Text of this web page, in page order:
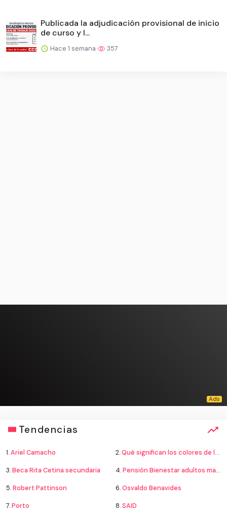
Publicada la adjudicación provisional de inicio
de curso y l...
Hace 1 semana 357
Tendencias
1.Ariel Camacho 2.Qué significan los colores de la bandera
3.Beca Rita Cetina secundaria 4.Pensión Bienestar adultos mayores
5.Robert Pattinson 6.Osvaldo Benavides
7.Porto 8.SAID